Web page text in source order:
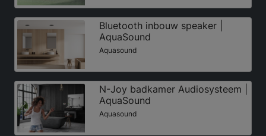
Bluetooth inbouw speaker |
AquaSound
Aquasound
N-Joy badkamer Audiosysteem |
AquaSound
Aquasound